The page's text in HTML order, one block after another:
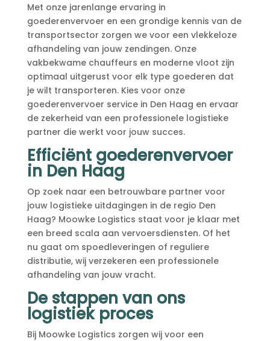
Met onze jarenlange ervaring in
goederenvervoer en een grondige kennis van de
transportsector zorgen we voor een vlekkeloze
afhandeling van jouw zendingen.​ Onze
vakbekwame chauffeurs en moderne vloot zijn
optimaal uitgerust voor elk type goederen dat
je wilt transporteren.​ Kies voor onze
goederenvervoer service in Den Haag en ervaar
de zekerheid van een professionele logistieke
partner die werkt voor jouw succes.​
Efficiënt goederenvervoer
in Den Haag
Op zoek naar een betrouwbare partner voor
jouw logistieke uitdagingen in de regio Den
Haag? Moowke Logistics staat voor je klaar met
een breed scala aan vervoersdiensten.​ Of het
nu gaat om spoedleveringen of reguliere
distributie, wij verzekeren een professionele
afhandeling van jouw vracht.​
De stappen van ons
logistiek proces
Bij Moowke Logistics zorgen wij voor een